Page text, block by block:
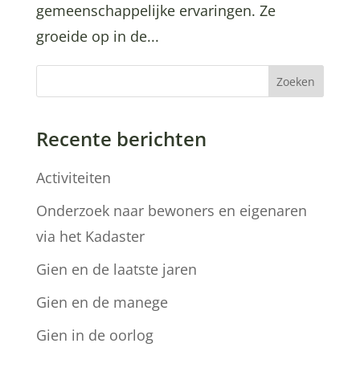
gemeenschappelijke ervaringen. Ze
groeide op in de...
Zoeken
Recente berichten
Activiteiten
Onderzoek naar bewoners en eigenaren
via het Kadaster
Gien en de laatste jaren
Gien en de manege
Gien in de oorlog